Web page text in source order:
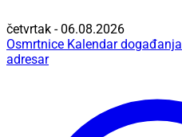
četvrtak - 06.08.2026
Osmrtnice Kalendar događanja
adresar